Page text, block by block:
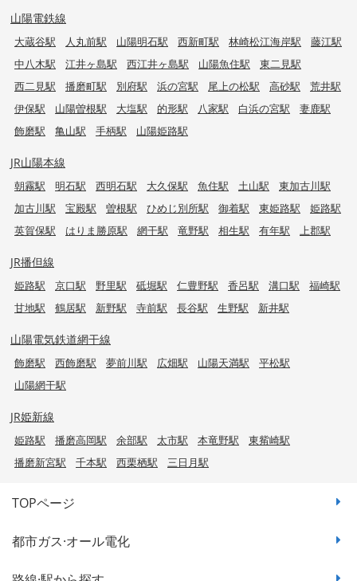
山陽電鉄線
大蔵谷駅 人丸前駅 山陽明石駅 西新町駅 林崎松江海岸駅
藤江駅
中八木駅
江井ヶ島駅 西江井ヶ島駅 山陽魚住駅
東二見駅
西二見駅
播磨町駅 別府駅 浜の宮駅 尾上の松駅 高砂駅
荒井駅
伊保駅
山陽曽根駅 大塩駅 的形駅 八家駅 白浜の宮駅
妻鹿駅
飾磨駅
亀山駅 手柄駅 山陽姫路駅
JR山陽本線
朝霧駅 明石駅 西明石駅 大久保駅 魚住駅 土山駅
東加古川駅
加古川駅
宝殿駅 曽根駅 ひめじ別所駅 御着駅 東姫路駅
姫路駅
英賀保駅
はりま勝原駅 網干駅 竜野駅 相生駅 有年駅 上郡駅
JR播但線
姫路駅 京口駅 野里駅 砥堀駅 仁豊野駅 香呂駅 溝口駅
福崎駅
甘地駅
鶴居駅 新野駅 寺前駅 長谷駅 生野駅 新井駅
山陽電気鉄道網干線
飾磨駅 西飾磨駅 夢前川駅 広畑駅 山陽天満駅
平松駅
山陽網干駅
JR姫新線
姫路駅 播磨高岡駅 余部駅 太市駅 本竜野駅
東觜崎駅
播磨新宮駅
千本駅 西栗栖駅 三日月駅
TOPページ
都市ガス·オール電化